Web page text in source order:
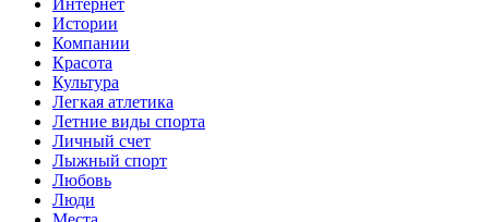
Интернет
Истории
Компании
Красота
Культура
Легкая атлетика
Летние виды спорта
Личный счет
Лыжный спорт
Любовь
Люди